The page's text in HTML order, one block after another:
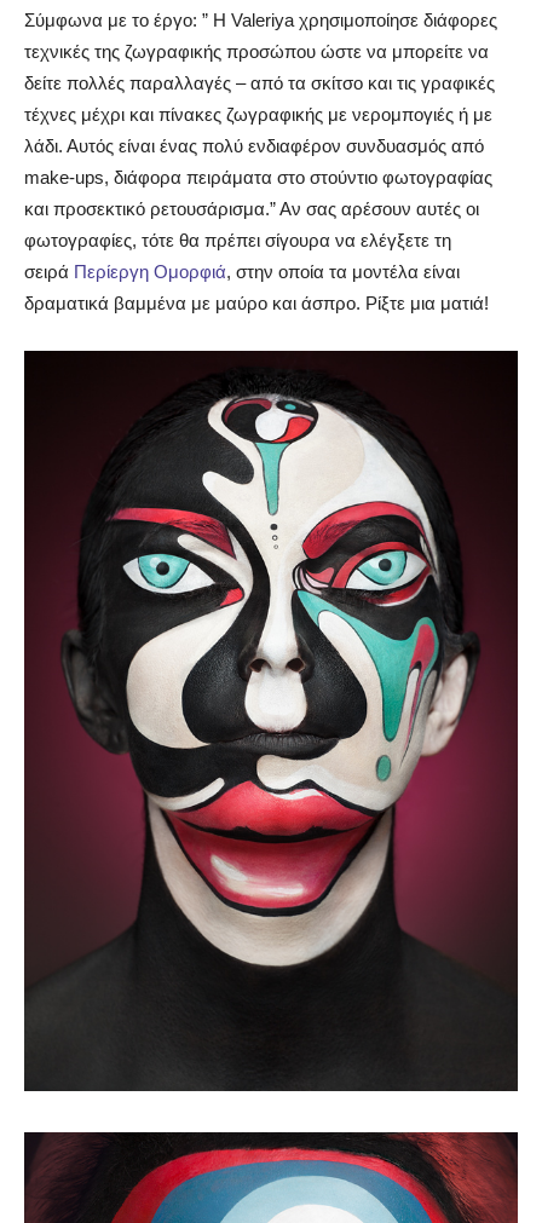
Σύμφωνα με το έργο: ” Η Valeriya χρησιμοποίησε διάφορες
τεχνικές της ζωγραφικής προσώπου ώστε να μπορείτε να
δείτε πολλές παραλλαγές – από τα σκίτσο και τις γραφικές
τέχνες μέχρι και πίνακες ζωγραφικής με νερομπογιές ή με
λάδι. Αυτός είναι ένας πολύ ενδιαφέρον συνδυασμός από
make-ups, διάφορα πειράματα στο στούντιο φωτογραφίας
και προσεκτικό ρετουσάρισμα.” Αν σας αρέσουν αυτές οι
φωτογραφίες, τότε θα πρέπει σίγουρα να ελέγξετε τη
σειρά Περίεργη Ομορφιά, στην οποία τα μοντέλα είναι
δραματικά βαμμένα με μαύρο και άσπρο. Ρίξτε μια ματιά!